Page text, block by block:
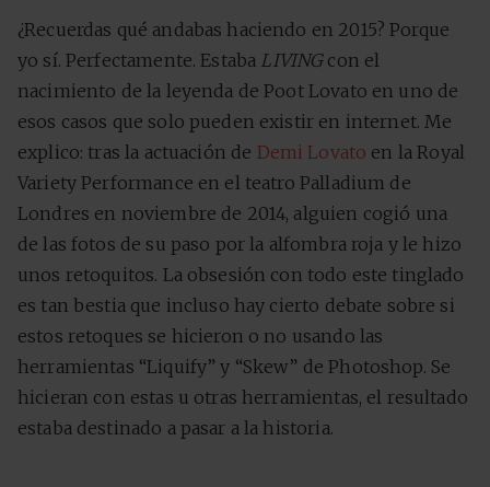
¿Recuerdas qué andabas haciendo en 2015? Porque
yo sí. Perfectamente. Estaba LIVINGcon el
nacimiento de la leyenda de Poot Lovato en uno de
esos casos que solo pueden existir en internet. Me
explico: tras la actuación de Demi Lovato en la Royal
Variety Performance en el teatro Palladium de
Londres en noviembre de 2014, alguien cogió una
de las fotos de su paso por la alfombra roja y le hizo
unos retoquitos. La obsesión con todo este tinglado
es tan bestia que incluso hay cierto debate sobre si
estos retoques se hicieron o no usando las
herramientas “Liquify” y “Skew” de Photoshop. Se
hicieran con estas u otras herramientas, el resultado
estaba destinado a pasar a la historia.